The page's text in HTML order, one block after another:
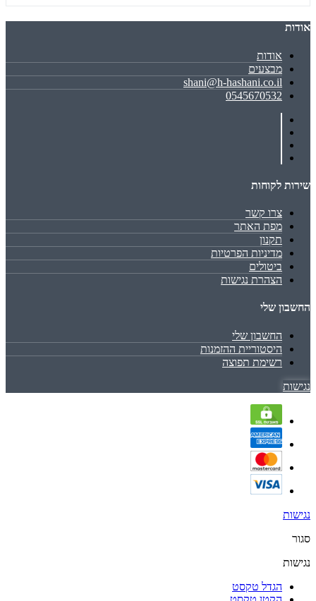
אודות
אודות
מבצעים
shani@h-hashani.co.il
0545670532
שירות לקוחות
צרו קשר
מפת האתר
תקנון
מדיניות הפרטיות
ביטולים
הצהרת נגישות
החשבון שלי
החשבון שלי
היסטוריית ההזמנות
רשימת תפוצה
נגישות
נגישות
סגור
נגישות
הגדל טקסט